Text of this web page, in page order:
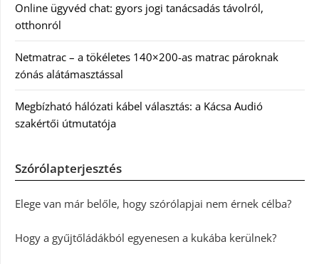
Online ügyvéd chat: gyors jogi tanácsadás távolról,
otthonról
Netmatrac – a tökéletes 140×200-as matrac pároknak
zónás alátámasztással
Megbízható hálózati kábel választás: a Kácsa Audió
szakértői útmutatója
Szórólapterjesztés
Elege van már belőle, hogy szórólapjai nem érnek célba?
Hogy a gyűjtőládákból egyenesen a kukába kerülnek?